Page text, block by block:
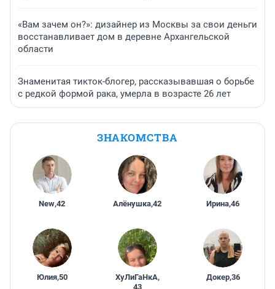
«Вам зачем он?»: дизайнер из Москвы за свои деньги
восстанавливает дом в деревне Архангельской
области
Знаменитая тикток-блогер, рассказывавшая о борьбе
с редкой формой рака, умерла в возрасте 26 лет
ЗНАКОМСТВА
New,42 Алёнушка,42 Ирина,46
Юлия,50 ХуЛиГаНкА,
43
Докер,36